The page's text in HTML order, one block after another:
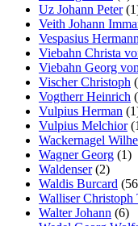
Uz Johann Peter
Veith Johann
Vespasius Hermann
Viebahn Christa
Viebahn Georg von
Vischer Christoph
Vogtherr Heinrich
Vulpius Herman
Vulpius Melchior
Wackernagel
Wagner Georg (1)
Waldenser(2)
Waldis Burcard
Walliser Christoph
Walter Johann (6)